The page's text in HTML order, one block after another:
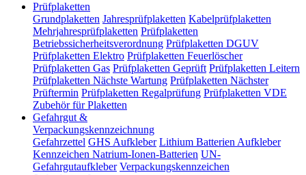
Prüfplaketten
Grundplaketten Jahresprüfplaketten Kabelprüfplaketten
Mehrjahresprüfplaketten Prüfplaketten
Betriebssicherheitsverordnung Prüfplaketten DGUV
Prüfplaketten Elektro Prüfplaketten Feuerlöscher
Prüfplaketten Gas Prüfplaketten Geprüft Prüfplaketten Leitern
Prüfplaketten Nächste Wartung Prüfplaketten Nächster
Prüftermin Prüfplaketten Regalprüfung Prüfplaketten VDE
Zubehör für Plaketten
Gefahrgut &
Verpackungskennzeichnung
Gefahrzettel GHS Aufkleber Lithium Batterien Aufkleber
Kennzeichen Natrium-Ionen-Batterien UN-
Gefahrgutaufkleber Verpackungskennzeichen